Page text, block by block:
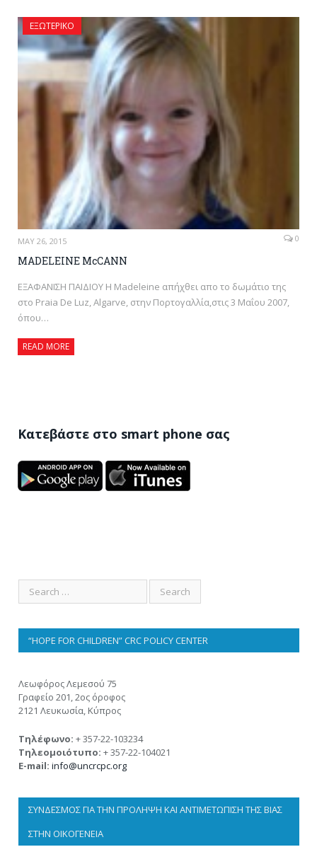
ΕΞΩΤΕΡΙΚΌ
MAY 26, 2015 0
MADELEINE McCANN
ΕΞΑΦΑΝΙΣΗ ΠΑΙΔΙΟΥ H Madeleine απήχθει απο το δωμάτιο της
στο Praia De Luz, Algarve, στην Πορτογαλλία,στις 3 Μαΐου 2007,
όπου…
READ MORE
Κατεβάστε στο smart phone σας
“HOPE FOR CHILDREN” CRC POLICY CENTER
Λεωφόρος Λεμεσού 75
Γραφείο 201, 2ος όροφος
2121 Λευκωσία, Κύπρος
Τηλέφωνο: + 357-22-103234
Τηλεομοιότυπο: + 357-22-104021
E-mail: info@uncrcpc.org
ΣΎΝΔΕΣΜΟΣ ΓΙΑ ΤΗΝ ΠΡΌΛΗΨΗ ΚΑΙ ΑΝΤΙΜΕΤΏΠΙΣΗ ΤΗΣ ΒΊΑΣ
ΣΤΗΝ ΟΙΚΟΓΈΝΕΙΑ